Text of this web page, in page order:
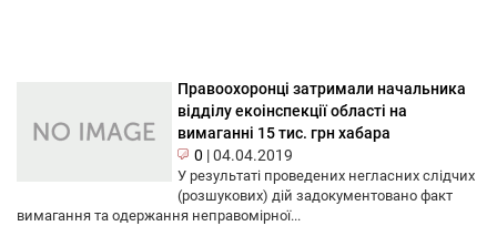
Правоохоронці затримали начальника
відділу екоінспекції області на
вимаганні 15 тис. грн хабара
0 |04.04.2019
У результаті проведених негласних слідчих
(розшукових) дій задокументовано факт
вимагання та одержання неправомірної...